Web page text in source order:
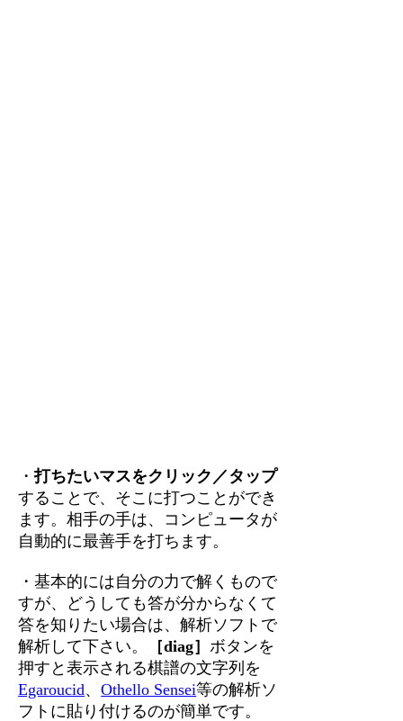
・打ちたいマスをクリック／タップ
することで、そこに打つことができ
ます。相手の手は、コンピュータが
自動的に最善手を打ちます。
・基本的には自分の力で解くもので
すが、どうしても答が分からなくて
答を知りたい場合は、解析ソフトで
解析して下さい。
［diag］ ボタンを
押すと表示される棋譜の文字列を
Egaroucid、Othello Sensei等の解析ソ
フトに貼り付けるのが簡単です。